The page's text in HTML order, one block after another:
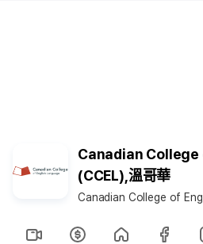
Canadian
(CCEL),溫哥華
Canadian College of